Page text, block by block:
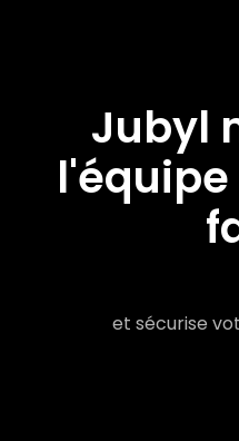
Jubyl
et sécurise